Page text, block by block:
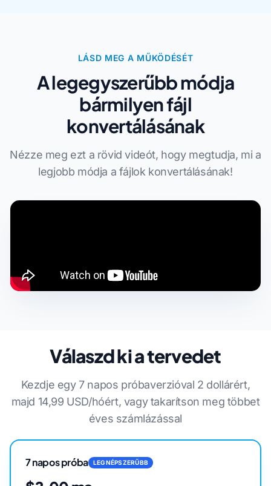
LÁSD MEG A MŰKÖDÉSÉT
A legegyszerűbb módja
bármilyen fájl
konvertálásának
Nézze meg ezt a rövid videót, hogy megtudja, mi a
legjobb módja a fájlok konvertálásának!
Válaszd ki a tervedet
Kezdje egy 7 napos próbaverzióval 2 dollárért,
majd 14,99 USD/hóért, vagy takarítson meg többet
éves számlázással
7 napos próba LEGNÉPSZERŰBB